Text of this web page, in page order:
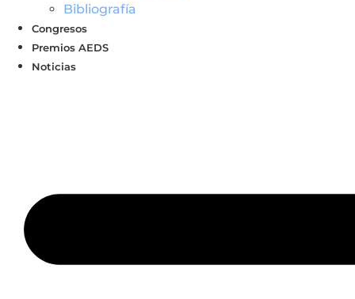
Bibliografía
Congresos
Premios AEDS
Noticias